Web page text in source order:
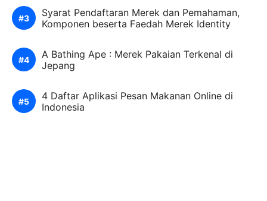
Syarat Pendaftaran Merek dan Pemahaman,
Komponen beserta Faedah Merek Identity
A Bathing Ape : Merek Pakaian Terkenal di
Jepang
4 Daftar Aplikasi Pesan Makanan Online di
Indonesia